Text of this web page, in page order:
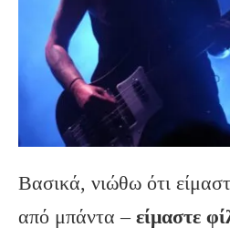
Βασικά, νιώθω ότι
από μπάντα – είμαστε